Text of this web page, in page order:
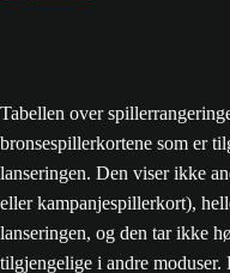
Tabellen over
bronsespillerkortene som er
lanseringen. Den viser ikke
eller kampanjespillerkort),
lanseringen, og den tar ikke
tilgjengelige i andre moduser.